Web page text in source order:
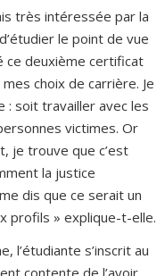
très intéressée par la
le point de vue
ce deuxième certificat
choix de carrière. Je
: soit travailler avec les
victimes. Or
je trouve que c’est
la justice
dis que ce serait un
profils » explique-t-elle.
l’étudiante s’inscrit au
contente de l’avoir